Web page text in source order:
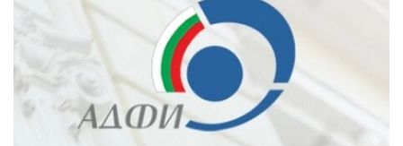
СПОРТ
РАЗСЛЕДВАНЕ
БИЗНЕС